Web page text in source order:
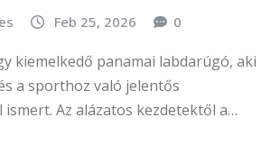
Feb 25, 2026 0
kiemelkedő panamai labdarúgó, aki
a sporthoz való jelentős
Az alázatos kezdetektől a…